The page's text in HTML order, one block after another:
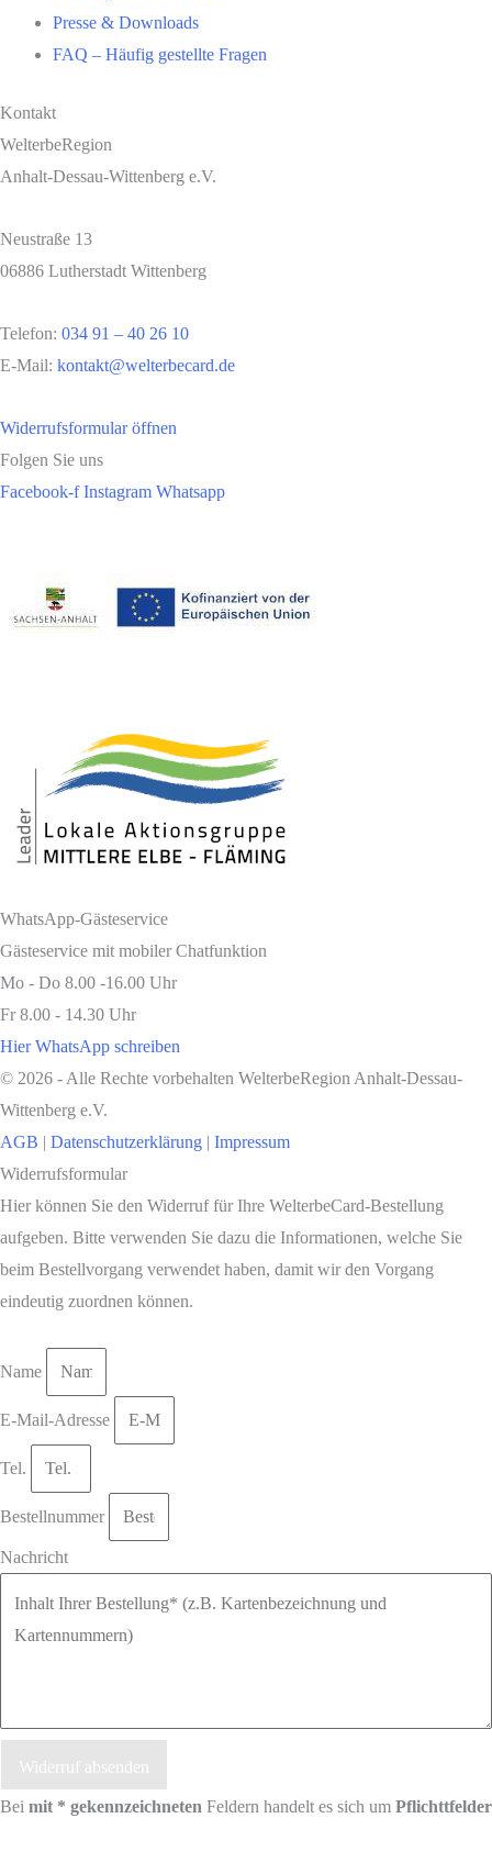
Presse & Downloads
FAQ – Häufig gestellte Fragen
Kontakt
WelterbeRegion
Anhalt-Dessau-Wittenberg e.V.
Neustraße 13
06886 Lutherstadt Wittenberg
Telefon: 034 91 – 40 26 10
E-Mail: kontakt@welterbecard.de
Widerrufsformular öffnen
Folgen Sie uns
Facebook-f Instagram Whatsapp
WhatsApp-Gästeservice
Gästeservice mit mobiler Chatfunktion
Mo - Do 8.00 -16.00 Uhr
Fr 8.00 - 14.30 Uhr
Hier WhatsApp schreiben
© 2026 - Alle Rechte vorbehalten WelterbeRegion Anhalt-Dessau-
Wittenberg e.V.
AGB | Datenschutzerklärung | Impressum
Nach
oben
scrollen
Widerrufsformular
Hier können Sie den Widerruf für Ihre WelterbeCard-Bestellung
aufgeben. Bitte verwenden Sie dazu die Informationen, welche Sie
beim Bestellvorgang verwendet haben, damit wir den Vorgang
eindeutig zuordnen können.
Name
E-Mail-Adresse
Tel.
Bestellnummer
Nachricht
Widerruf absenden
Bei mit * gekennzeichneten Feldern handelt es sich um Pflichttfelder